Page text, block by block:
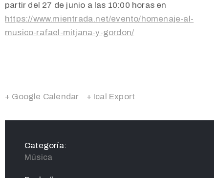
partir del 27 de junio a las 10:00 horas en
https://www.mientrada.net/evento/homenaje-al-
musico-rafael-mitjana-y-gordon/
+ Google Calendar + Ical Export
Categoría:
Música